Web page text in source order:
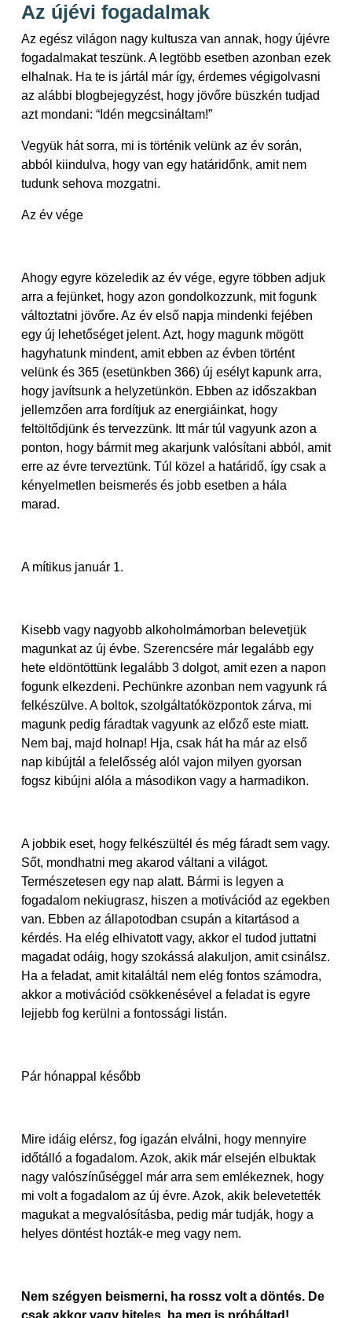
Az újévi fogadalmak
Az egész világon nagy kultusza van annak, hogy újévre
fogadalmakat teszünk. A legtöbb esetben azonban ezek
elhalnak. Ha te is jártál már így, érdemes végigolvasni
az alábbi blogbejegyzést, hogy jövőre büszkén tudjad
azt mondani: “Idén megcsináltam!”
Vegyük hát sorra, mi is történik velünk az év során,
abból kiindulva, hogy van egy határidőnk, amit nem
tudunk sehova mozgatni.
Az év vége
Ahogy egyre közeledik az év vége, egyre többen adjuk
arra a fejünket, hogy azon gondolkozzunk, mit fogunk
változtatni jövőre. Az év első napja mindenki fejében
egy új lehetőséget jelent. Azt, hogy magunk mögött
hagyhatunk mindent, amit ebben az évben történt
velünk és 365 (esetünkben 366) új esélyt kapunk arra,
hogy javítsunk a helyzetünkön. Ebben az időszakban
jellemzően arra fordítjuk az energiáinkat, hogy
feltöltődjünk és tervezzünk. Itt már túl vagyunk azon a
ponton, hogy bármit meg akarjunk valósítani abból, amit
erre az évre terveztünk. Túl közel a határidő, így csak a
kényelmetlen beismerés és jobb esetben a hála
marad.
A mítikus január 1.
Kisebb vagy nagyobb alkoholmámorban belevetjük
magunkat az új évbe. Szerencsére már legalább egy
hete eldöntöttünk legalább 3 dolgot, amit ezen a napon
fogunk elkezdeni. Pechünkre azonban nem vagyunk rá
felkészülve. A boltok, szolgáltatóközpontok zárva, mi
magunk pedig fáradtak vagyunk az előző este miatt.
Nem baj, majd holnap! Hja, csak hát ha már az első
nap kibújtál a felelősség alól vajon milyen gyorsan
fogsz kibújni alóla a másodikon vagy a harmadikon.
A jobbik eset, hogy felkészültél és még fáradt sem vagy.
Sőt, mondhatni meg akarod váltani a világot.
Természetesen egy nap alatt. Bármi is legyen a
fogadalom nekiugrasz, hiszen a motivációd az egekben
van. Ebben az állapotodban csupán a kitartásod a
kérdés. Ha elég elhivatott vagy, akkor el tudod juttatni
magadat odáig, hogy szokássá alakuljon, amit csinálsz.
Ha a feladat, amit kitaláltál nem elég fontos számodra,
akkor a motivációd csökkenésével a feladat is egyre
lejjebb fog kerülni a fontossági listán.
Pár hónappal később
Mire idáig elérsz, fog igazán elválni, hogy mennyire
időtálló a fogadalom. Azok, akik már elsején elbuktak
nagy valószínűséggel már arra sem emlékeznek, hogy
mi volt a fogadalom az új évre. Azok, akik belevetették
magukat a megvalósításba, pedig már tudják, hogy a
helyes döntést hozták-e meg vagy nem.
Nem szégyen beismerni, ha rossz volt a döntés. De